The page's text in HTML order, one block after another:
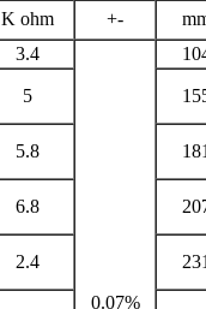
K ohm +-
3.4
0.07%
5
5.8 181
6.8
2.4 231